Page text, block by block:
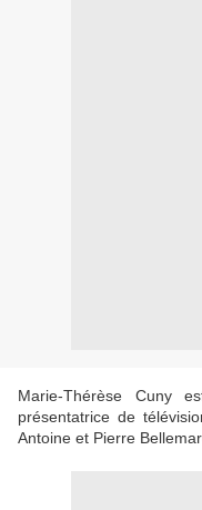
Marie-Thérèse Cuny
présentatrice de
Antoine et Pierre